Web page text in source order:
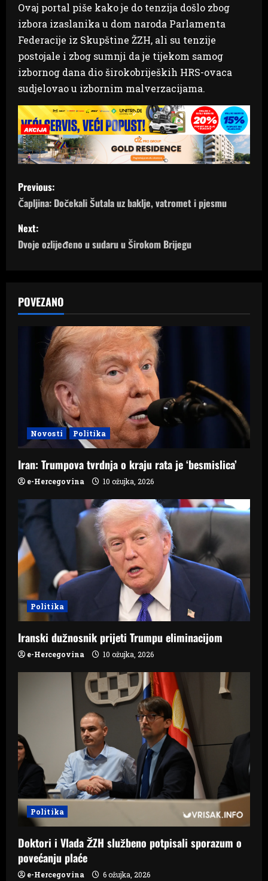
Ovaj portal piše kako je do tenzija došlo zbog
izbora izaslanika u dom naroda Parlamenta
Federacije iz Skupštine ŽZH, ali su tenzije
postojale i zbog sumnji da je tijekom samog
izbornog dana dio širokobrijeških HRS-ovaca
sudjelovao u izbornim malverzacijama.
P
o
s
t
a
i
o
n
Previous:
Čapljina: Dočekali Šutala uz baklje, vatromet i pjesmu
Next:
Dvoje ozlijeđeno u sudaru u Širokom Brijegu
POVEZANO
Novosti Politika
Iran: Trumpova tvrdnja o kraju rata je ‘besmislica’
e-Hercegovina 10 ožujka, 2026
Politika
Iranski dužnosnik prijeti Trumpu eliminacijom
e-Hercegovina 10 ožujka, 2026
Politika
Doktori i Vlada ŽZH službeno potpisali sporazum o
povećanju plaće
e-Hercegovina 6 ožujka, 2026